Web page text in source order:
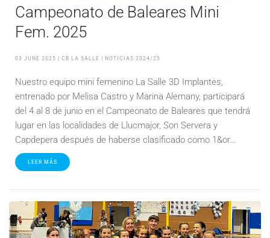
Campeonato de Baleares Mini
Fem. 2025
03 JUNE 2025 | CB LA SALLE | NOTICIAS 2024/25
Nuestro equipo mini femenino La Salle 3D Implantes,
entrenado por Melisa Castro y Marina Alemany, participará
del 4 al 8 de junio en el Campeonato de Baleares que tendrá
lugar en las localidades de Llucmajor, Son Servera y
Capdepera después de haberse clasificado como 1&or…
LEER MÁS